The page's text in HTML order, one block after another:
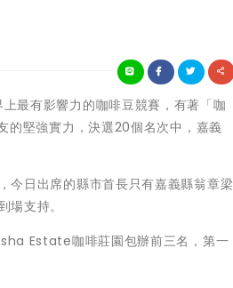
最有影響力的咖啡豆競賽，有著「咖
的堅強實力，決選20個名次中，嘉義
今日出席的縣市首長只有嘉義縣翁章梁
支持。
Estate咖啡莊園包辦前三名，第一